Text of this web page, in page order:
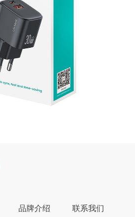
品牌介绍 联系我们